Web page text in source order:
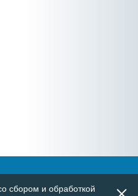
сбором и обработкой